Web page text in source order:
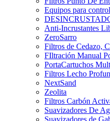
Equipos para
Anti-Incrustantes
ZeroSarro
Filtros de Cedazo,
FIltración Manual
PortaCartuchos
Filtros Lecho
NextSand
Zeolita
Filtros Carbón
Suavizadores De
Suavizadores de